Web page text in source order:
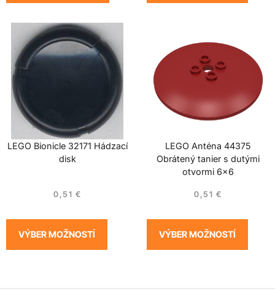
LEGO Bionicle 32171 Hádzací
disk
0,51 €
VÝBER MOŽNOSTÍ
LEGO Anténa 44375
Obrátený tanier s dutými
otvormi 6×6
0,51 €
VÝBER MOŽNOSTÍ